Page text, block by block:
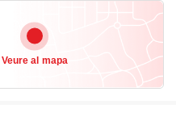
Veure al mapa